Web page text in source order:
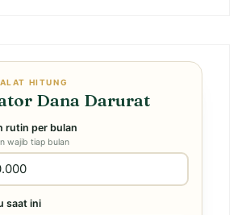
HITUNG
Dana Darurat
rutin per bulan
wajib tiap bulan
saat ini